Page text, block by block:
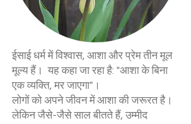
ईसाई धर्म में विश्वास, आशा और प्रेम तीन मूल
मूल्य हैं। यह कहा जा रहा है: "आशा के बिना
एक व्यक्ति, मर जाएगा"।
लोगों को अपने जीवन में आशा की जरूरत है।
लेकिन जैसे-जैसे साल बीतते हैं, उम्मीद